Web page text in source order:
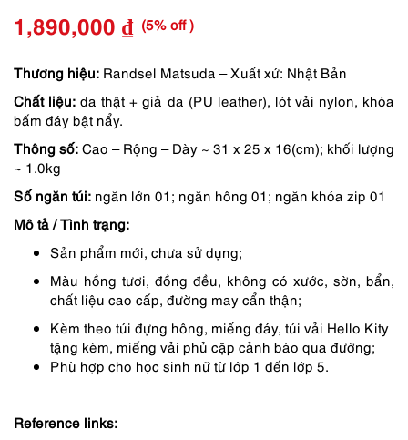
Giá
gốc
là:
1,890,000 ₫
Giá
hiện
tại
(5% off )
Thương hiệu: Randsel Matsuda – Xuất xứ: Nhật Bản
Chất liệu: da thật + giả da (PU leather), lót vải nylon, khóa
bấm đáy bật nẩy.
Thông số: Cao – Rộng – Dày ~ 31 x 25 x 16(cm); khối lượng
~ 1.0kg
Số ngăn túi: ngăn lớn 01; ngăn hông 01; ngăn khóa zip 01
Mô tả / Tình trạng:
Sản phẩm mới, chưa sử dụng;
Màu hồng tươi, đồng đều, không có xước, sờn, bẩn,
chất liệu cao cấp, đường may cẩn thận;
Kèm theo túi đựng hông, miếng đáy, túi vải Hello Kity
tặng kèm, miếng vải phủ cặp cảnh báo qua đường;
Phù hợp cho học sinh nữ từ lớp 1 đến lớp 5.
Reference links: